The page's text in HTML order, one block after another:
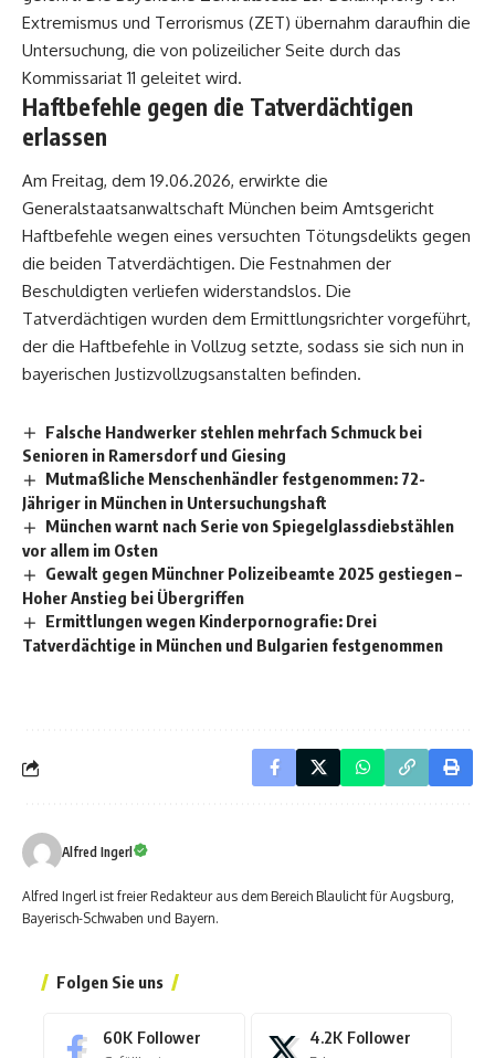
Extremismus und Terrorismus (ZET) übernahm daraufhin die
Untersuchung, die von polizeilicher Seite durch das
Kommissariat 11 geleitet wird.
Haftbefehle gegen die Tatverdächtigen
erlassen
Am Freitag, dem 19.06.2026, erwirkte die
Generalstaatsanwaltschaft München beim Amtsgericht
Haftbefehle wegen eines versuchten Tötungsdelikts gegen
die beiden Tatverdächtigen. Die Festnahmen der
Beschuldigten verliefen widerstandslos. Die
Tatverdächtigen wurden dem Ermittlungsrichter vorgeführt,
der die Haftbefehle in Vollzug setzte, sodass sie sich nun in
bayerischen Justizvollzugsanstalten befinden.
Falsche Handwerker stehlen mehrfach Schmuck bei
Senioren in Ramersdorf und Giesing
Mutmaßliche Menschenhändler festgenommen: 72-
Jähriger in München in Untersuchungshaft
München warnt nach Serie von Spiegelglassdiebstählen
vor allem im Osten
Gewalt gegen Münchner Polizeibeamte 2025 gestiegen –
Hoher Anstieg bei Übergriffen
Ermittlungen wegen Kinderpornografie: Drei
Tatverdächtige in München und Bulgarien festgenommen
Alfred Ingerl
Alfred Ingerl ist freier Redakteur aus dem Bereich Blaulicht für Augsburg,
Bayerisch-Schwaben und Bayern.
Folgen Sie uns
60K Follower 4.2K Follower